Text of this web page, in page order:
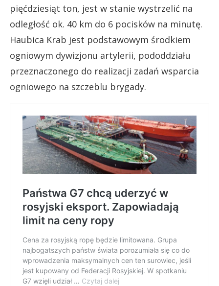
pięćdziesiąt ton, jest w stanie wystrzelić na
odległość ok. 40 km do 6 pocisków na minutę.
Haubica Krab jest podstawowym środkiem
ogniowym dywizjonu artylerii, pododdziału
przeznaczonego do realizacji zadań wsparcia
ogniowego na szczeblu brygady.